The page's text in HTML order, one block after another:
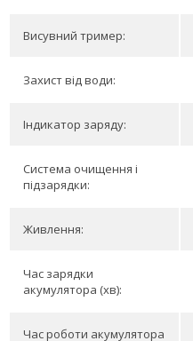
Висувний тример:
Захист від води:
Індикатор заряду:
Система очищення і
підзарядки:
Живлення:
Час зарядки
акумулятора (хв):
Час роботи акумулятора